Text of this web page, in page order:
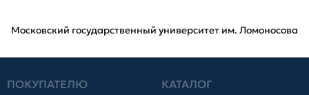
Московский государственный университет им. Ломоносова
ПОКУПАТЕЛЮ КАТАЛОГ